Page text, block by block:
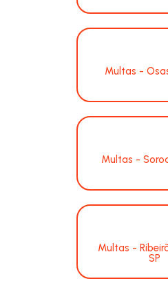
Multas -
Multas -
Multas -
SP